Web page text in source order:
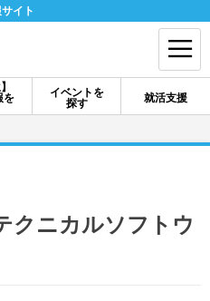
イト
を
イベントを
探す
就活支援
ログイン
クニカルソフトウ